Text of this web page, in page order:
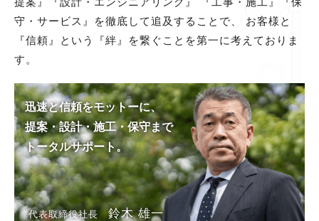
守・サービス』を徹底して追及することで、
お客様と
『信頼』という『絆』を繋ぐことを第一に考えておりま
す。
迅速と信頼をモットーに、
提案・設計・施工・保守まで
トータルサポート。
代表取締役社長鈴木 雄一